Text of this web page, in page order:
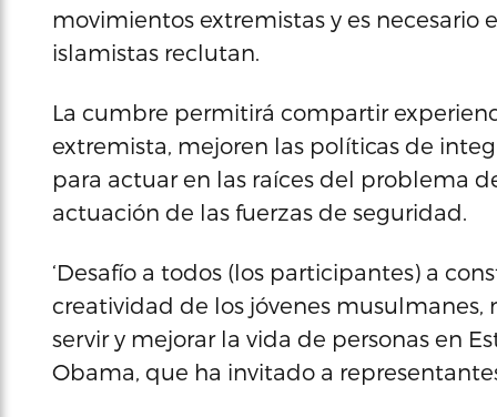
movimientos extremistas y es
islamistas reclutan.
La cumbre permitirá compartir
extremista, mejoren las políticas de
para actuar en las raíces del problema
actuación de las fuerzas de seguridad.
‘Desafío a todos (los participantes) a
creatividad de los jóvenes musulmanes,
servir y mejorar la vida de personas en
Obama, que ha invitado a